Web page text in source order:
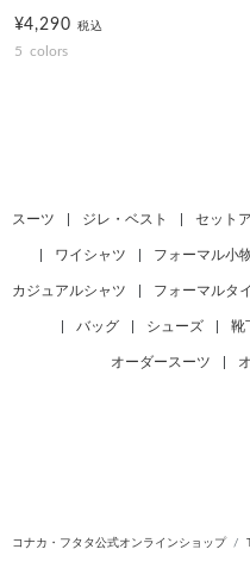
¥4,290税込
5 colors
スーツ ジレ・ベスト セット
ワイシャツ フォーマル小
カジュアルシャツ フォーマルタイ
バッグ シューズ 靴
オーダースーツ
コナカ・フタタ公式オンラインショップ